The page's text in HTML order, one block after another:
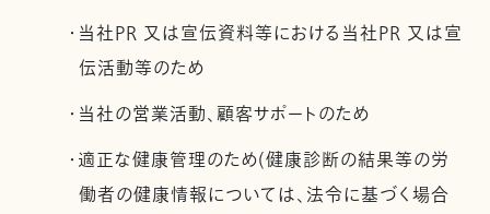
・当社PR 又は宣伝資料等における当社PR 又は宣
伝活動等のため
・当社の営業活動、顧客サポートのため
・適正な健康管理のため(健康診断の結果等の労
働者の健康情報については、法令に基づく場合